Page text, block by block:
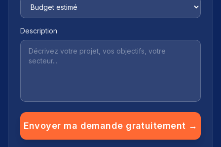
Description
Envoyer ma demande gratuitement →